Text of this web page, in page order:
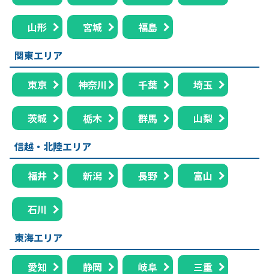
山形 宮城
福島
関東エリア
東京 神奈川 千葉 埼玉
茨城 栃木 群馬
山梨
信越・北陸エリア
福井 新潟 長野 富山
石川
東海エリア
愛知 静岡 岐阜
三重